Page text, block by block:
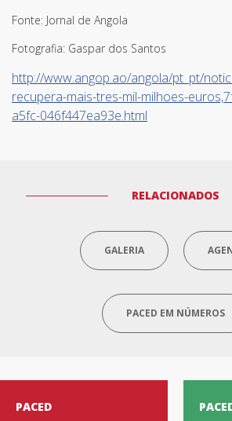
Fonte: Jornal de Angola
Fotografia: Gaspar dos Santos
http://www.angop.ao/angola/pt_pt/
recupera-mais-tres-mil-milhoes-
a5fc-046f447ea93e.html
RELACIONADOS
GALERIA
PACED EM NÚMEROS
PACED
Termos de Utilização